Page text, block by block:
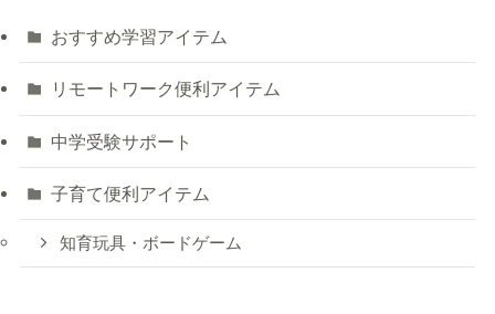
おすすめ学習アイテム
リモートワーク便利アイテム
中学受験サポート
子育て便利アイテム
知育玩具・ボードゲーム